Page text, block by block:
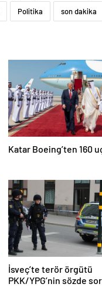
Politika son dakika
Katar Boeing’ten 160
İsveç’te terör örgütü
PKK/YPG’nin sözde